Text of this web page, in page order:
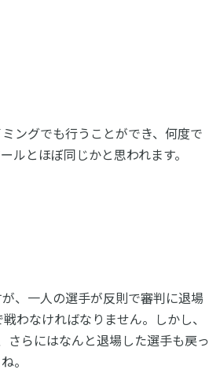
ングでも行うことができ、何度で
ルとほぼ同じかと思われます。
、一人の選手が反則で審判に退場
わなければなりません。しかし、
さらにはなんと退場した選手も戻っ
。